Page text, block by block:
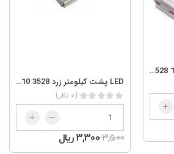
ال ای دی مادون قرمز ir 850nm 3528 1210
LED پشت کیلومتر زرد smd 1210 3528
(0 نظر)
3,5003,300 ریال